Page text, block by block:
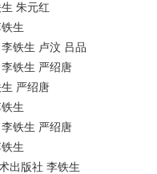
朱元红
生
铁生 卢汶 吕品
铁生 严绍唐
严绍唐
生
铁生 严绍唐
生
出版社 李铁生